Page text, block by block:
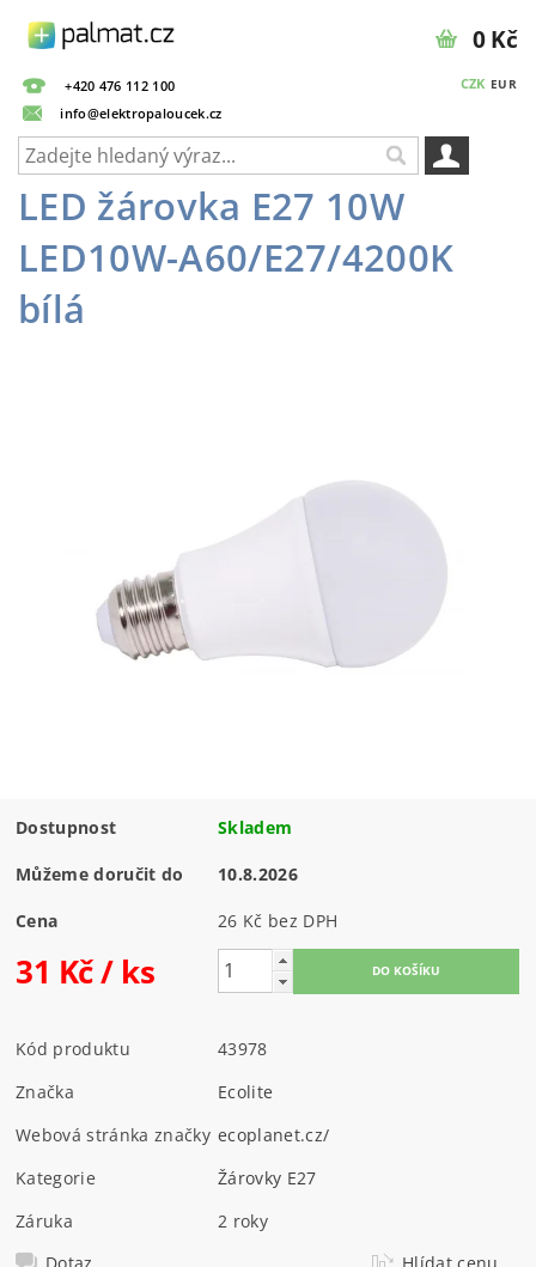
+420 476 112 100
info@elektropaloucek.cz
CZK EUR
0 Kč
LED žárovka E27 10W
LED10W-A60/E27/4200K
bílá
Dostupnost Skladem
Můžeme doručit do 10.8.2026
Cena 26 Kč bez DPH
31 Kč/ ks
Kód produktu
43978
Značka
Ecolite
Webová stránka značky ecoplanet.cz/
Kategorie
Žárovky E27
Záruka
2 roky
Dotaz
Hlídat cenu